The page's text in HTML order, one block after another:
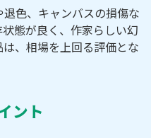
色、キャンバスの損傷な
態が良く、作家らしい幻
、相場を上回る評価とな
ント